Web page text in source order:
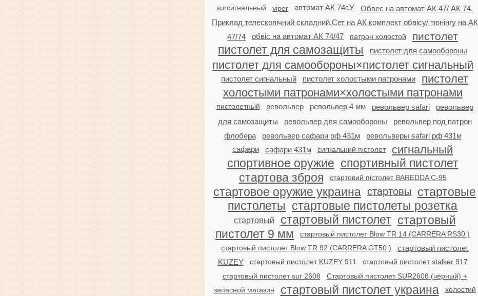
surсигнальный
viper автомат АК 74сУ
Обвес на автомат АК 47/ АК 74.
Приклад телескопічний складний.Сет на АК комплект обвісу/ тюнінгу на АК
47/74
обвіс на автомат АК 74/47 патрон холостой пистолет
пистолет для самозащиты пистолет для самообороны
пистолет для самообороны×пистолет сигнальный
пистолет сигнальный пистолет холостыми патронами
пистолет
холостыми патронами×холостыми патронами
пистолетный револьвер револьвер 4 мм револьвер safari
револьвер
для самозащиты
револьвер для самообороны
револьвер под патрон
флобера
револьвер сафари рф 431м револьверы safari рф 431м
сафари сафари 431м сигнальний пістолет сигнальный
спортивное оружие спортивный пистолет
стартова зброя
стартовий пістолет BAREDDA C-95
стартовое оружие украина стартовы
стартовые
пистолеты стартовые пистолеты розетка
стартовый стартовый пистолет стартовый
пистолет 9 мм
стартовый пистолет Blow TR 14 (CARRERA RS30 )
стартовый пистолет Blow TR 92 (CARRERA GT50 )
стартовый пистолет
KUZEY
стартовый пистолет KUZEY 911
стартовый пистолет stalker 917
стартовый пистолет sur 2608
Стартовый пистолет SUR2608 (чёрный) +
запасной магазин
стартовый пистолет украина
холостий